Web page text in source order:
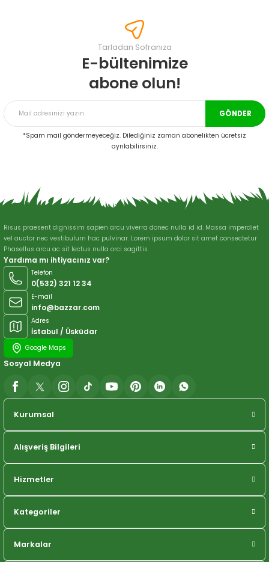
Görüş ve önerileriniz için teşekkür ederiz.
Ürün resmi kalitesiz, bozuk veya görüntülenemiyor.
Ürün bilgilerinde hatalar bulunuyor.
Bu ürüne benzer farklı alternatifler olmalı.
Gönder
Tarladan Sofranıza
E-bültenimize
abone olun!
GÖNDER
*Spam mail göndermeyeceğiz. Dilediğiniz zaman abonelikten ücretsiz
ayrılabilirsiniz.
Risus praesent dignissim sapien arcu viverra donec nulla id id. Massa imperdiet
vel auctor nec vestibulum hac pulvinar. Lorem ipsum dolor sit amet consectetur
Phasellus arcu ac sit lectus nulla orci sagittis.
Yardıma mı ihtiyacınız var?
Telefon
0(532) 321 12 34
E-mail
info@bazzar.com
Adres
İstabul / Üsküdar
Google Maps
Kurumsal
Alışveriş Bilgileri
Hizmetler
Kategoriler
Markalar
Sosyal Medya